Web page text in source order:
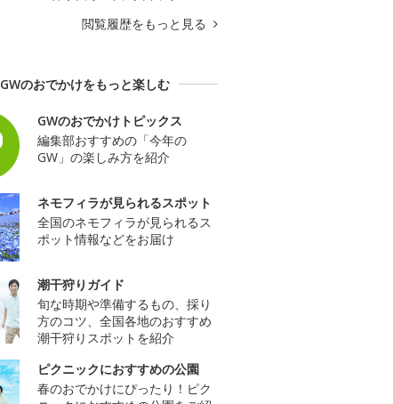
閲覧履歴をもっと見る
GWのおでかけをもっと楽しむ
GWのおでかけトピックス
編集部おすすめの「今年の
GW」の楽しみ方を紹介
ネモフィラが見られるスポット
全国のネモフィラが見られるス
ポット情報などをお届け
潮干狩りガイド
旬な時期や準備するもの、採り
方のコツ、全国各地のおすすめ
潮干狩りスポットを紹介
ピクニックにおすすめの公園
春のおでかけにぴったり！ピク